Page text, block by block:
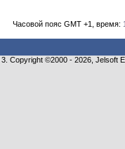
Часовой пояс GMT +1, время:
3. Copyright ©2000 - 2026, Jelsoft